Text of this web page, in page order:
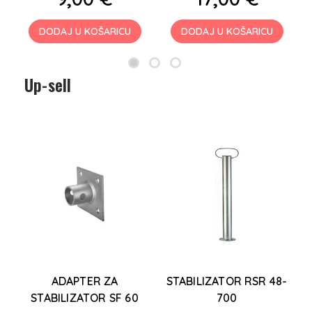
DODAJ U KOŠARICU DODAJ U KOŠARICU
Up-sell
ADAPTER ZA
STABILIZATOR SF 60
STABILIZATOR RSR 48-
700